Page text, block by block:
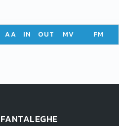
AA IN OUT MV FM
FANTALEGHE